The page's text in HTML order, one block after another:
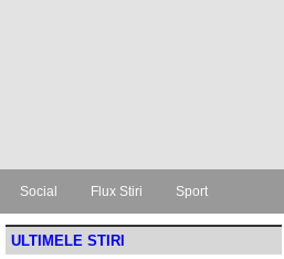
Social Flux Stiri Sport
ULTIMELE STIRI